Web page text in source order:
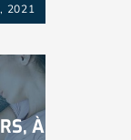
2021
À